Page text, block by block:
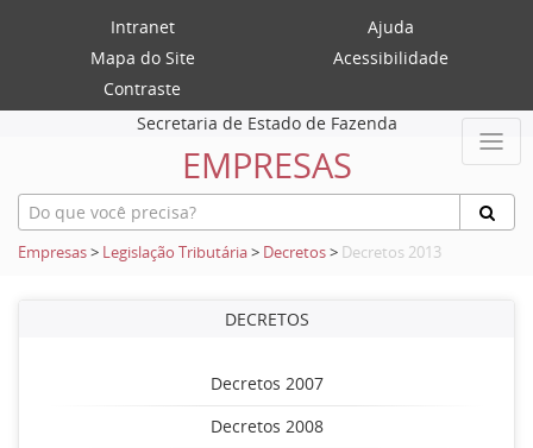
Intranet
Ajuda
Mapa do Site
Acessibilidade
Contraste
Secretaria de Estado de Fazenda
EMPRESAS
Empresas> Legislação Tributária> Decretos> Decretos 2013
DECRETOS
Decretos 2007
Decretos 2008